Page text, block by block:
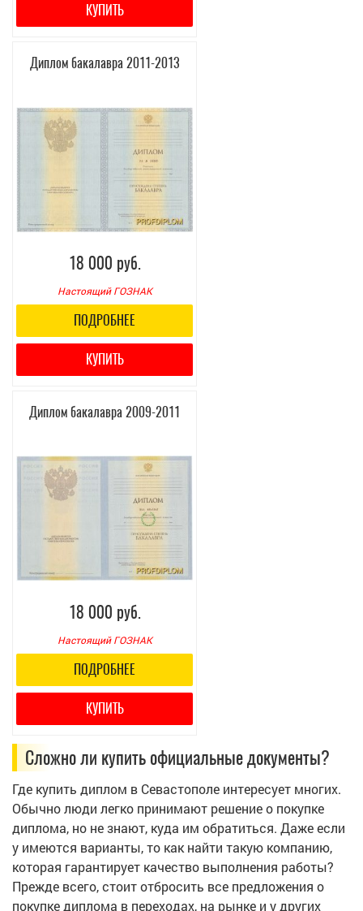
КУПИТЬ
Диплом бакалавра 2011-2013
18 000 руб.
Настоящий ГОЗНАК
ПОДРОБНЕЕ
КУПИТЬ
Диплом бакалавра 2009-2011
18 000 руб.
Настоящий ГОЗНАК
ПОДРОБНЕЕ
КУПИТЬ
Сложно ли купить официальные документы?
Где купить диплом в Севастополе интересует многих.
Обычно люди легко принимают решение о покупке
диплома, но не знают, куда им обратиться. Даже если
у имеются варианты, то как найти такую компанию,
которая гарантирует качество выполнения работы?
Прежде всего, стоит отбросить все предложения о
покупке диплома в переходах, на рынке и у других